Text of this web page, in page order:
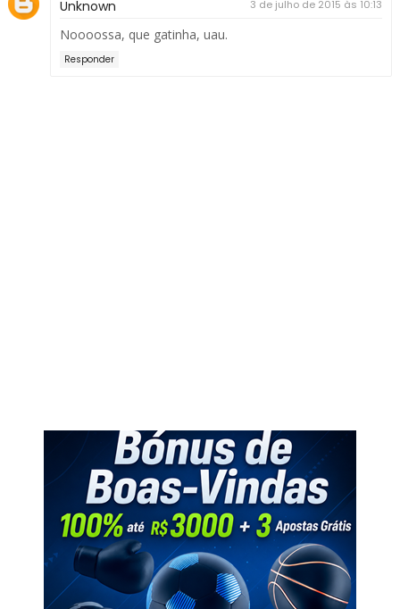
Unknown 3 de julho de 2015 às 10:13
Noooossa, que gatinha, uau.
Responder